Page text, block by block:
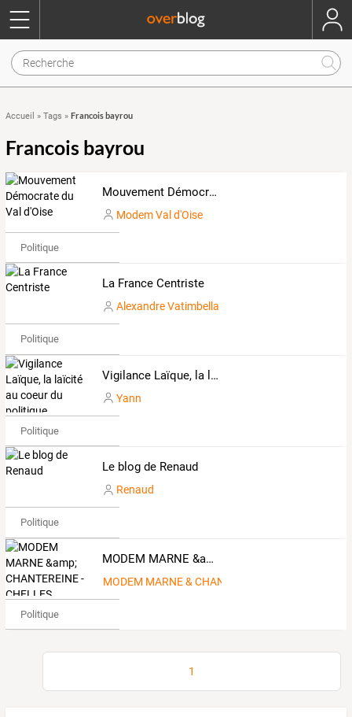
Accueil » Tags » Francois bayrou
Francois bayrou
Mouvement Démocrate du Val d'Oise
Modem Val d'Oise
Politique
La France Centriste
Alexandre Vatimbella
Politique
Vigilance Laïque, la laïcité au coeur du politique
Yann
Politique
Le blog de Renaud
Renaud
Politique
MODEM MARNE &amp; CHANTEREINE - CHELLES
MODEM MARNE & CHANTEREINE - CHELLES
Politique
1